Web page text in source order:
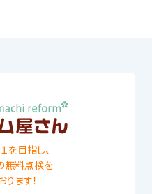
を目指し、
無料点検を
ます！